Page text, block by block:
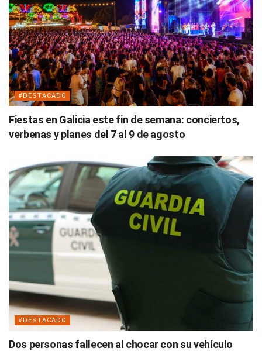
#DESTACADO
Fiestas en Galicia este fin de semana: conciertos,
verbenas y planes del 7 al 9 de agosto
#DESTACADO
Dos personas fallecen al chocar con su vehículo